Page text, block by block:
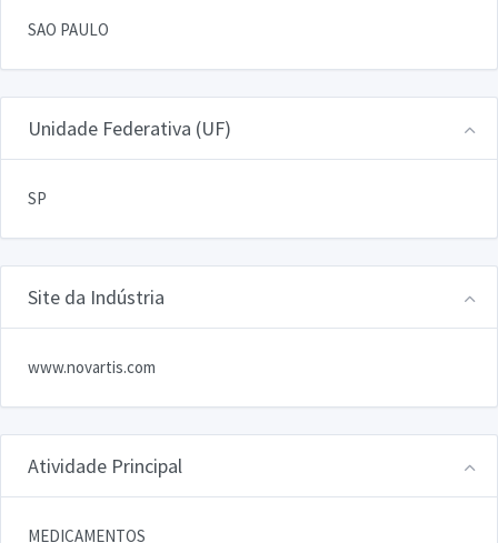
SAO PAULO
Unidade Federativa (UF)
SP
Site da Indústria
www.novartis.com
Atividade Principal
MEDICAMENTOS